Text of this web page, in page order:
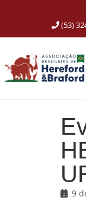
(53)
9